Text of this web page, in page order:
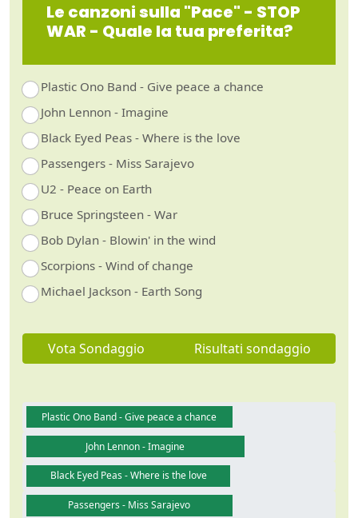
Le canzoni sulla "Pace" - STOP
WAR - Quale la tua preferita?
Plastic Ono Band - Give peace a chance
John Lennon - Imagine
Black Eyed Peas - Where is the love
Passengers - Miss Sarajevo
U2 - Peace on Earth
Bruce Springsteen - War
Bob Dylan - Blowin' in the wind
Scorpions - Wind of change
Michael Jackson - Earth Song
Vota Sondaggio Risultati sondaggio
Plastic Ono Band - Give peace a chance
John Lennon - Imagine
Black Eyed Peas - Where is the love
Passengers - Miss Sarajevo